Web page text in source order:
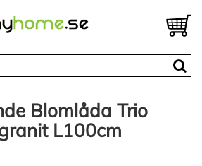
Blomlåda Trio
L100cm